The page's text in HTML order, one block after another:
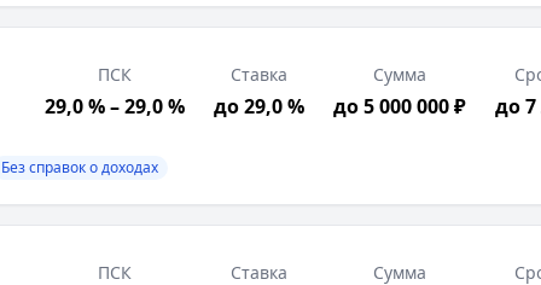
Без справок о доходах
ПАО "Совкомбанк". Изучите все условия
ПСК
29,0 % – 29,0 %
Ставка
до 29,0 %
Сумма
до 5 000 000 ₽ до 7
Без справок о доходах
ПСК Ставка Сумма